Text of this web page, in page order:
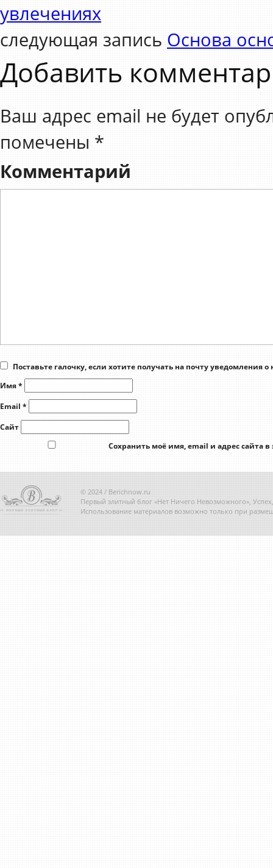
увлечениях
следующая запись Основа
Добавить
Ваш адрес email не будет
помечены *
Комментарий
Поставьте галочку, если хотите получать на почту уведомления
Имя*
Email *
Сайт
Сохранить моё имя, email и адрес сайта
© 2024 / Berichnow.ru
Первый элитный блог «Нет Ничего Невозможного»,
Использование материалов возможно только при